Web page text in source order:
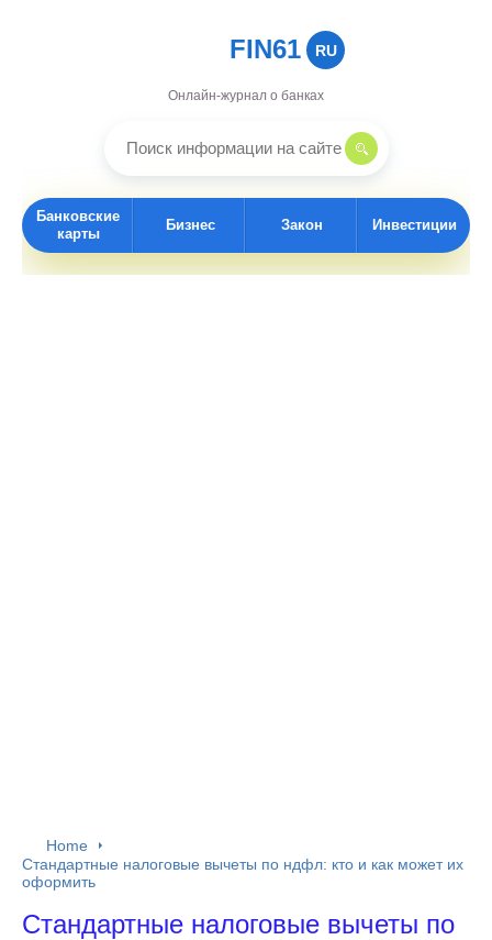
FIN61 RU
Онлайн-журнал о банках
Банковские
карты
Бизнес Закон Инвестиции
Home
Стандартные налоговые вычеты по ндфл: кто и как может их
оформить
Стандартные налоговые вычеты по